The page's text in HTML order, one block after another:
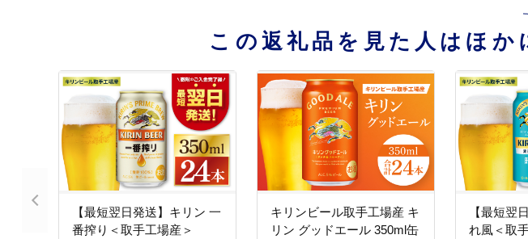
この返礼品を見た人はほか
【最短翌日発送】キリン 一
番搾り＜取手工場産＞
キリンビール取手工場産 キ
リン グッドエール 350ml缶
【最短翌
れ風＜取